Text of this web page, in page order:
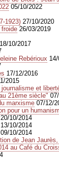
05/10/2022
1923) 27/10/2020
26/03/2019
18/10/2017
Rebérioux
17/12/2016
2015
et
21ème siècle"
marxisme 07/12/
pour un
20/10/2014
13/10/2014
09/10/2014
de Jean
au Café du